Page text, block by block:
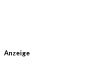
Anzeige